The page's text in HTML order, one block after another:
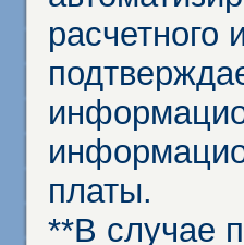
расчетного
платы.
**В случае